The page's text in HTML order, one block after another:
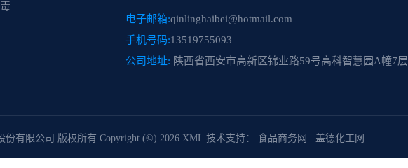
电子邮箱:qinlinghaibei@hotmail.com
手机号码:13519755093
公司地址: 陕西省西安市高新区锦业路59号高科智慧园A幢7层
份有限公司 版权所有 Copyright (©) 2026 XML 技术支持： 食品商务网 盖德化工网